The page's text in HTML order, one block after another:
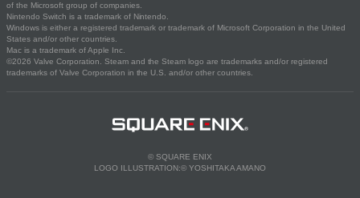
of the Microsoft group of companies.
Nintendo Switch is a trademark of Nintendo.
Windows is either a registered trademark or trademark of Microsoft Corporation in the United
States and/or other countries.
Mac is a trademark of Apple Inc.
©2026 Valve Corporation. Steam and the Steam logo are trademarks and/or registered
trademarks of Valve Corporation in the U.S. and/or other countries.
© SQUARE ENIX
LOGO ILLUSTRATION:© YOSHITAKA AMANO